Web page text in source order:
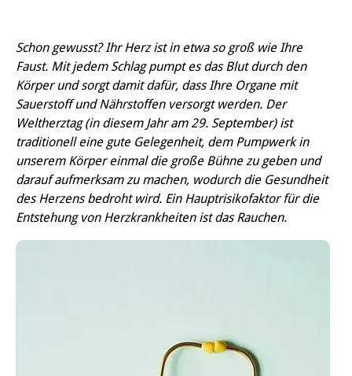
Schon gewusst? Ihr Herz ist in etwa so groß wie Ihre
Faust. Mit jedem Schlag pumpt es das Blut durch den
Körper und sorgt damit dafür, dass Ihre Organe mit
Sauerstoff und Nährstoffen versorgt werden. Der
Weltherztag (in diesem Jahr am 29. September) ist
traditionell eine gute Gelegenheit, dem Pumpwerk in
unserem Körper einmal die große Bühne zu geben und
darauf aufmerksam zu machen, wodurch die Gesundheit
des Herzens bedroht wird. Ein Hauptrisikofaktor für die
Entstehung von Herzkrankheiten ist das Rauchen.